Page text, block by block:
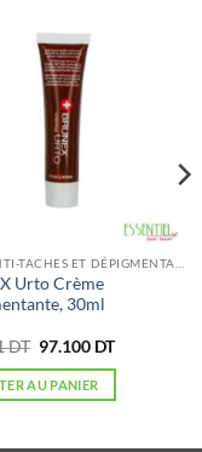
Urto Crème
30ml
DT Le
initial
était :
97.100 DTLe
actuel
AU PANIER